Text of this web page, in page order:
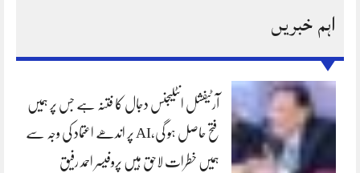
اہم خبریں
آرٹیفشل انٹلیجنس دجال کا فتنہ ہے جس پر ہمیں
فتح حاصل ہو گی،AI پر اندھے اعتماد کی وجہ سے
ہمیں خطرات لاحق ہیں پروفیسر احمد رفیق